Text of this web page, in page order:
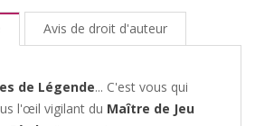
Avis de droit d'auteur
de Légende... C'est vous qui
l'œil vigilant du Maître de Jeu